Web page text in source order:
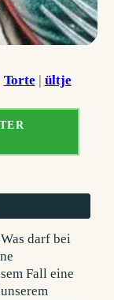
Torte | ültje
darf bei
Fall eine